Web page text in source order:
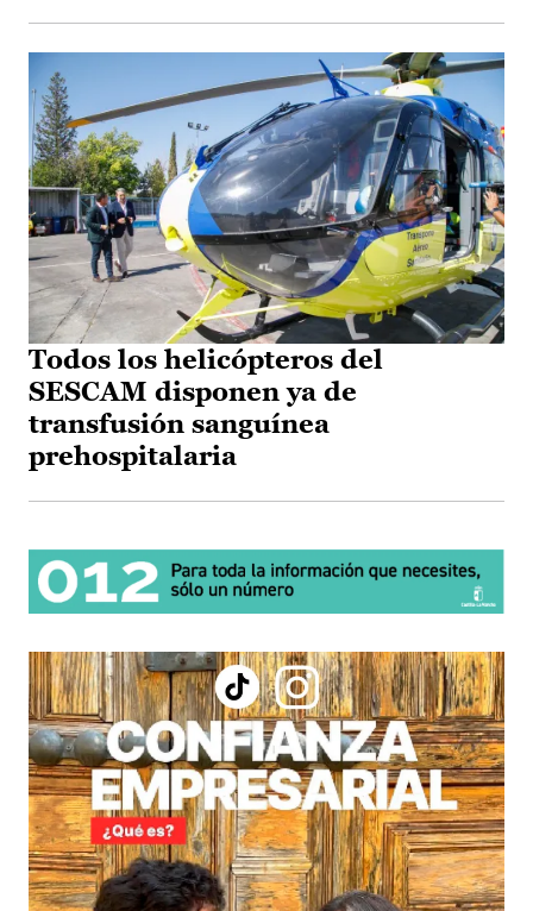
Todos los helicópteros del
SESCAM disponen ya de
transfusión sanguínea
prehospitalaria